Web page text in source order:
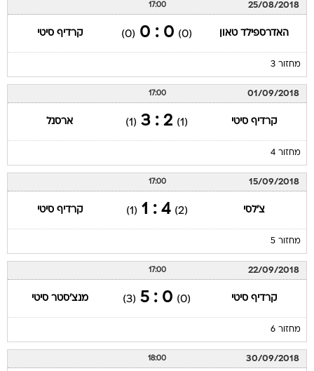
25/08/2018
17:00
האדרספילד טאון (0)
0 : 0
(0) קרדיף סיטי
מחזור 3
01/09/2018
17:00
קרדיף סיטי (1)
2 : 3
(1) ארסנל
מחזור 4
15/09/2018
17:00
צ'לסי (2)
4 : 1
(1) קרדיף סיטי
מחזור 5
22/09/2018
17:00
קרדיף סיטי (0)
0 : 5
(3) מנצ'סטר סיטי
מחזור 6
30/09/2018
18:00